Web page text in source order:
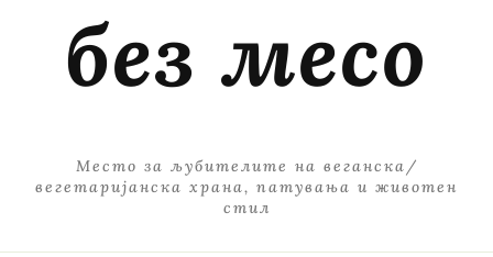
без месо
Место за љубителите на веганска/
вегетаријанска храна, патувања и животен
стил